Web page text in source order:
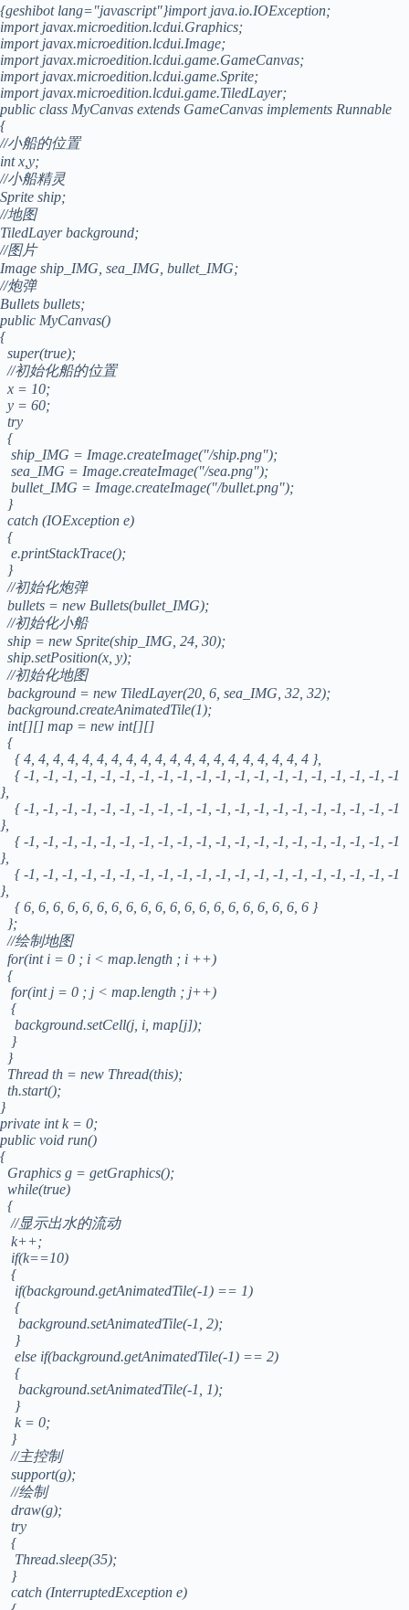
{geshibot lang="javascript"}import java.io.IOException;
import javax.microedition.lcdui.Graphics;
import javax.microedition.lcdui.Image;
import javax.microedition.lcdui.game.GameCanvas;
import javax.microedition.lcdui.game.Sprite;
import javax.microedition.lcdui.game.TiledLayer;
public class MyCanvas extends GameCanvas implements Runnable
{
//小船的位置
int x,y;
//小船精灵
Sprite ship;
//地图
TiledLayer background;
//图片
Image ship_IMG, sea_IMG, bullet_IMG;
//炮弹
Bullets bullets;
public MyCanvas()
{
super(true);
//初始化船的位置
x = 10;
y = 60;
try
{
ship_IMG = Image.createImage("/ship.png");
sea_IMG = Image.createImage("/sea.png");
bullet_IMG = Image.createImage("/bullet.png");
}
catch (IOException e)
{
e.printStackTrace();
}
//初始化炮弹
bullets = new Bullets(bullet_IMG);
//初始化小船
ship = new Sprite(ship_IMG, 24, 30);
ship.setPosition(x, y);
//初始化地图
background = new TiledLayer(20, 6, sea_IMG, 32, 32);
background.createAnimatedTile(1);
int[][] map = new int[][]
{
{ 4, 4, 4, 4, 4, 4, 4, 4, 4, 4, 4, 4, 4, 4, 4, 4, 4, 4, 4, 4 },
{ -1, -1, -1, -1, -1, -1, -1, -1, -1, -1, -1, -1, -1, -1, -1, -1, -1, -1, -1, -1
},
{ -1, -1, -1, -1, -1, -1, -1, -1, -1, -1, -1, -1, -1, -1, -1, -1, -1, -1, -1, -1
},
{ -1, -1, -1, -1, -1, -1, -1, -1, -1, -1, -1, -1, -1, -1, -1, -1, -1, -1, -1, -1
},
{ -1, -1, -1, -1, -1, -1, -1, -1, -1, -1, -1, -1, -1, -1, -1, -1, -1, -1, -1, -1
},
{ 6, 6, 6, 6, 6, 6, 6, 6, 6, 6, 6, 6, 6, 6, 6, 6, 6, 6, 6, 6 }
};
//绘制地图
for(int i = 0 ; i < map.length ; i ++)
{
for(int j = 0 ; j < map.length ; j++)
{
background.setCell(j, i, map[j]);
}
}
Thread th = new Thread(this);
th.start();
}
private int k = 0;
public void run()
{
Graphics g = getGraphics();
while(true)
{
//显示出水的流动
k++;
if(k==10)
{
if(background.getAnimatedTile(-1) == 1)
{
background.setAnimatedTile(-1, 2);
}
else if(background.getAnimatedTile(-1) == 2)
{
background.setAnimatedTile(-1, 1);
}
k = 0;
}
//主控制
support(g);
//绘制
draw(g);
try
{
Thread.sleep(35);
}
catch (InterruptedException e)